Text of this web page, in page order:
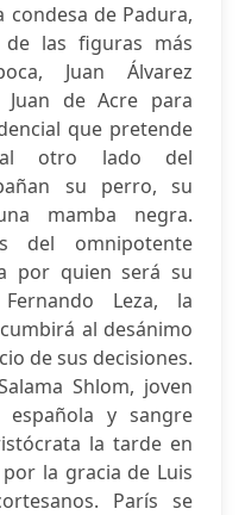
condesa de Padura,
las figuras más
Juan Álvarez
Juan de Acre para
que pretende
otro lado del
su perro, su
mamba negra.
del omnipotente
por quien será su
Leza, la
al desánimo
de sus decisiones.
Shlom, joven
española y sangre
la tarde en
la gracia de Luis
París se